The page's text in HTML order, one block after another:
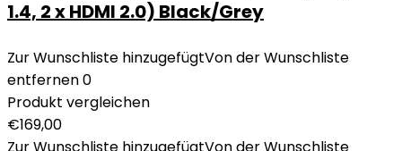
1.4, 2 x HDMI 2.0) Black/Grey
Zur Wunschliste hinzugefügtVon der Wunschliste
entfernen0
Produkt vergleichen
€169,00